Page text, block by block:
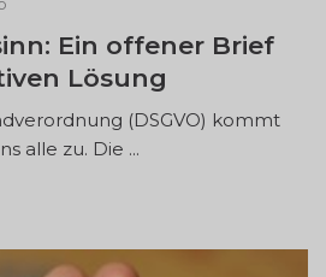
Ein offener Brief
Lösung
(DSGVO) kommt
alle zu. Die ...